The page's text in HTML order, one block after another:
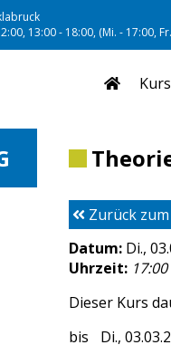
13:00 - 18:00, (Mi. - 17:00,
Zurück
Datum: Di.,
Uhrzeit:
Dieser Kurs
Di.,